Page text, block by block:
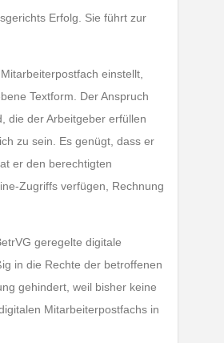
Erfolg. Sie führt zur
einstellt,
Textform. Der Anspruch
die der Arbeitgeber erfüllen
zu sein. Es genügt, dass er
er den berechtigten
Zugriffs verfügen, Rechnung
geregelte digitale
in die Rechte der betroffenen
gehindert, weil bisher keine
Mitarbeiterpostfachs in